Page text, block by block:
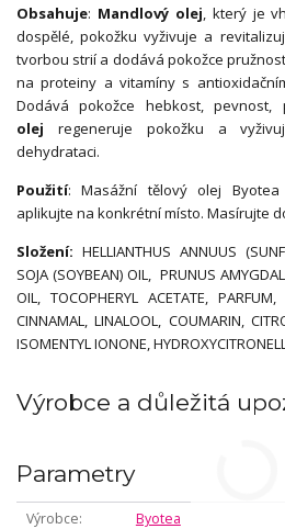
Obsahuje: Mandlový olej , který je
dospělé, pokožku vyživuje a
tvorbou strií a dodává pokožce
na proteiny a vitamíny s
Dodává pokožce hebkost, pevnost,
olej regeneruje pokožku a
dehydrataci.
Použití: Masážní tělový olej
aplikujte na konkrétní místo. Masírujte
Složení: HELLIANTHUS ANNUUS
SOJA (SOYBEAN) OIL, PRUNUS
OIL, TOCOPHERYL ACETATE, PARFUM,
CINNAMAL, LINALOOL, COUMARIN,
ISOMENTYL IONONE,
Výrobce a důležitá
Parametry
Výrobce
Byotea